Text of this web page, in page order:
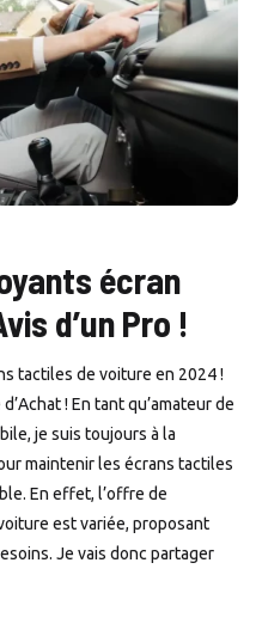
écran
d’un Pro !
tactiles de voiture en 2024 !
! En tant qu’amateur de
je suis toujours à la
maintenir les écrans tactiles
En effet, l’offre de
est variée, proposant
Je vais donc partager